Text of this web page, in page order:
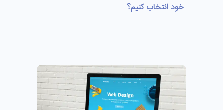
خود انتخاب کنیم؟